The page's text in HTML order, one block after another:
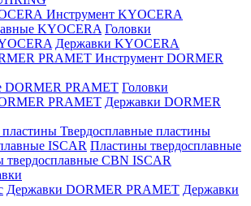
Инструмент KYOCERA
KYOCERA Головки
Державки KYOCERA
Инструмент DORMER
DORMER PRAMET Головки
PRAMET Державки DORMER
Твердосплавные пластины
ISCAR Пластины твердосплавные
твердосплавные CBN ISCAR
Державки DORMER PRAMET Державки